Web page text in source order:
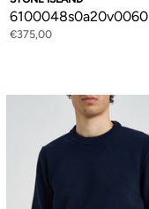
6100048s0a20v0060
€375,00